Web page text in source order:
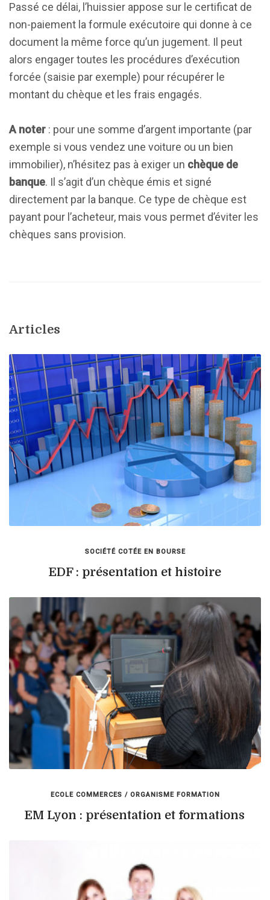
Passé ce délai, l’huissier appose sur le certificat de
non-paiement la formule exécutoire qui donne à ce
document la même force qu’un jugement. Il peut
alors engager toutes les procédures d’exécution
forcée (saisie par exemple) pour récupérer le
montant du chèque et les frais engagés.
A noter : pour une somme d’argent importante (par
exemple si vous vendez une voiture ou un bien
immobilier), n’hésitez pas à exiger un chèque de
banque. Il s’agit d’un chèque émis et signé
directement par la banque. Ce type de chèque est
payant pour l’acheteur, mais vous permet d’éviter les
chèques sans provision.
Articles
SOCIÉTÉ COTÉE EN BOURSE
EDF : présentation et histoire
ECOLE COMMERCES / ORGANISME FORMATION
EM Lyon : présentation et formations